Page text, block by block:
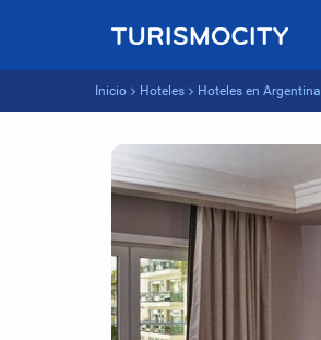
Inicio Hoteles Hoteles en Argentina